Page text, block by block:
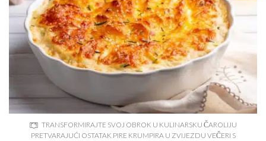
TRANSFORMIRAJTE SVOJ OBROK U KULINARSKU ČAROLIJU
PRETVARAJUĆI OSTATAK PIRE KRUMPIRA U ZVIJEZDU VEČERI S